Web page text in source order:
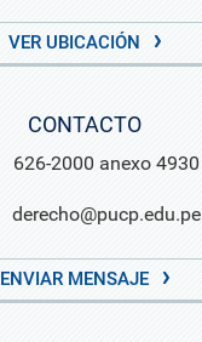
VER UBICACIÓN
CONTACTO
626-2000 anexo 4930
derecho@pucp.edu.pe
ENVIAR MENSAJE